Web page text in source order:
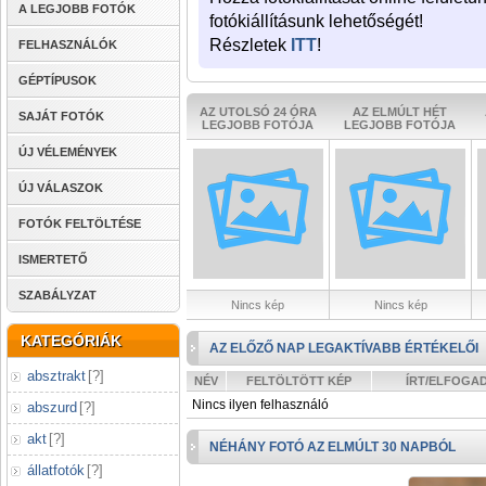
A LEGJOBB FOTÓK
FELHASZNÁLÓK
GÉPTÍPUSOK
SAJÁT FOTÓK
ÚJ VÉLEMÉNYEK
ÚJ VÁLASZOK
FOTÓK FELTÖLTÉSE
ISMERTETŐ
SZABÁLYZAT
KATEGÓRIÁK
absztrakt [?]
abszurd [?]
akt [?]
állatfotók [?]
fotókiállításunk lehetőségét!
Részletek ITT!
AZ UTOLSÓ 24 ÓRA
LEGJOBB FOTÓJA
AZ ELMÚLT HÉT
LEGJOBB FOTÓJA
Nincs kép Nincs kép
AZ ELŐZŐ NAP LEGAKTÍVABB ÉRTÉKELŐI
NÉV FELTÖLTÖTT KÉP ÍRT/
Nincs ilyen felhasználó
NÉHÁNY FOTÓ AZ ELMÚLT 30 NAPBÓL